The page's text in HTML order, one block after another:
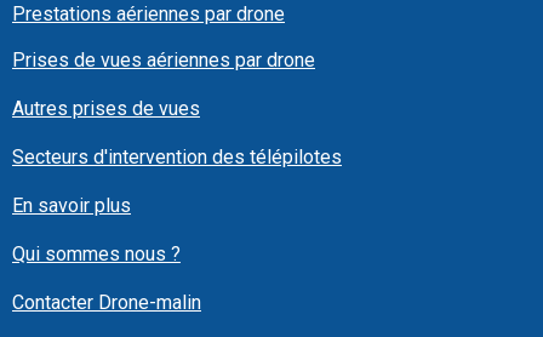
Prestations aériennes par drone
Prises de vues aériennes par drone
Autres prises de vues
Secteurs d'intervention des télépilotes
En savoir plus
Qui sommes nous ?
Contacter Drone-malin